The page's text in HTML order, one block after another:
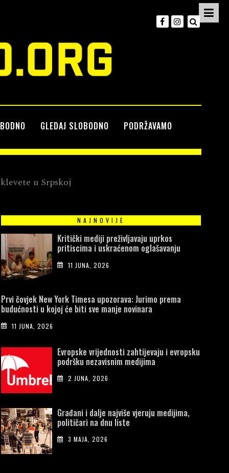
GLEDAJ SLOBODNO PODRŽAVAMO
u Srpskoj
NAJNOVIJE
Kritički mediji preživljavaju uprkos
pritiscima i uskraćenom oglašavanju
11 JUNA, 2026
Prvi čovjek New York Timesa upozorava: Jurimo prema
budućnosti u kojoj će biti sve manje novinara
11 JUNA, 2026
Evropske vrijednosti zahtijevaju i evropsku
podršku nezavisnim medijima
2 JUNA, 2026
Građani i dalje najviše vjeruju medijima,
političari na dnu liste
3 MAJA, 2026